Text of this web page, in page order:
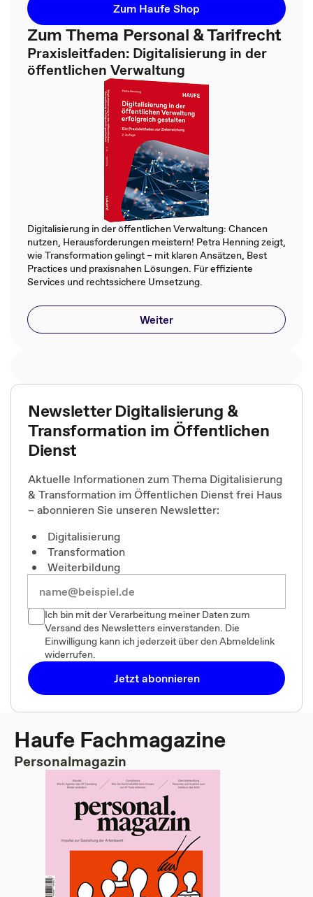
Zum Haufe Shop
Zum Thema Personal & Tarifrecht
Praxisleitfaden: Digitalisierung in der
öffentlichen Verwaltung
Digitalisierung in der öffentlichen Verwaltung: Chancen
nutzen, Herausforderungen meistern! Petra Henning zeigt,
wie Transformation gelingt – mit klaren Ansätzen, Best
Practices und praxisnahen Lösungen. Für effiziente
Services und rechtssichere Umsetzung.
Weiter
Newsletter Digitalisierung &
Transformation im Öffentlichen
Dienst
Aktuelle Informationen zum Thema Digitalisierung
& Transformation im Öffentlichen Dienst frei Haus
– abonnieren Sie unseren Newsletter:
Digitalisierung
Transformation
Weiterbildung
Ich bin mit der Verarbeitung meiner Daten zum
Versand des Newsletters einverstanden. Die
Einwilligung kann ich jederzeit über den Abmeldelink
widerrufen.
Jetzt abonnieren
Haufe Fachmagazine
Personalmagazin